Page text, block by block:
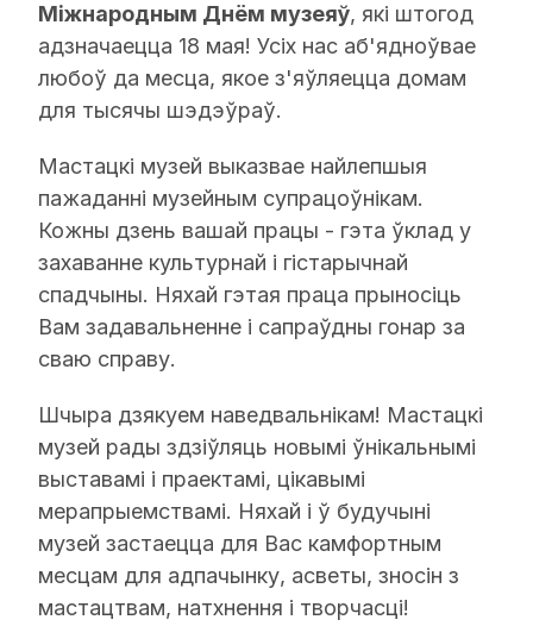
Міжнародным Днём музеяў, які штогод
адзначаецца 18 мая! Усіх нас аб'ядноўвае
любоў да месца, якое з'яўляецца домам
для тысячы шэдэўраў.
Мастацкі музей выказвае найлепшыя
пажаданні музейным супрацоўнікам.
Кожны дзень вашай працы - гэта ўклад у
захаванне культурнай і гістарычнай
спадчыны. Няхай гэтая праца прыносіць
Вам задавальненне і сапраўдны гонар за
сваю справу.
Шчыра дзякуем наведвальнікам! Мастацкі
музей рады здзіўляць новымі ўнікальнымі
выставамі і праектамі, цікавымі
мерапрыемствамі. Няхай і ў будучыні
музей застаецца для Вас камфортным
месцам для адпачынку, асветы, зносін з
мастацтвам, натхнення і творчасці!